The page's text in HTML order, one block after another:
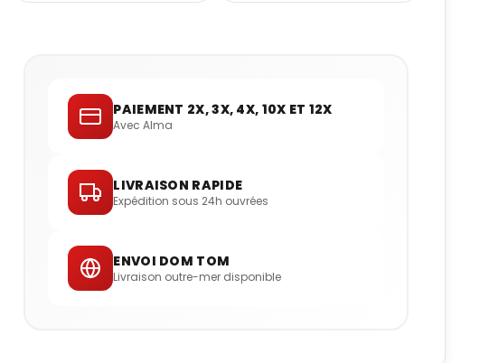
PAIEMENT 2X, 3X, 4X, 10X ET 12X
Avec Alma
LIVRAISON RAPIDE
Expédition sous 24h ouvrées
ENVOI DOM TOM
Livraison outre-mer disponible